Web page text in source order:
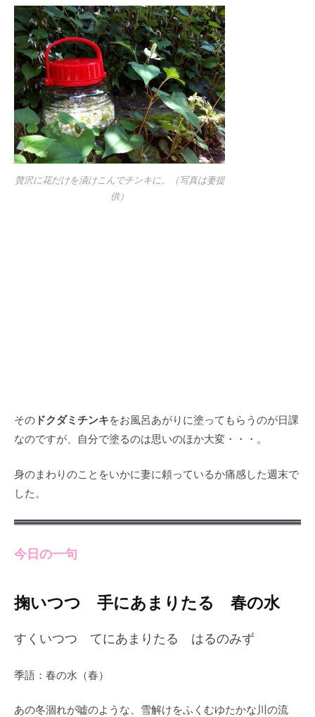
贅沢に花だけを漬けこんでチンキに。（写真は妻提
供）
その ドクダミチンキをお風呂あがりに塗ってもらうのが日課
なのですが、自分で塗るのは思いのほか大変・・・。
身のまわりのことをいかに妻に頼っているか痛感した週末で
した。
今日の一句
掬いつつ 手にあまりたる 春の水
すくいつつ てにあまりたる はるのみず
季語：春の水（春）
あの冬涸れが嘘のような、雪解けをふくむゆたかな川の流